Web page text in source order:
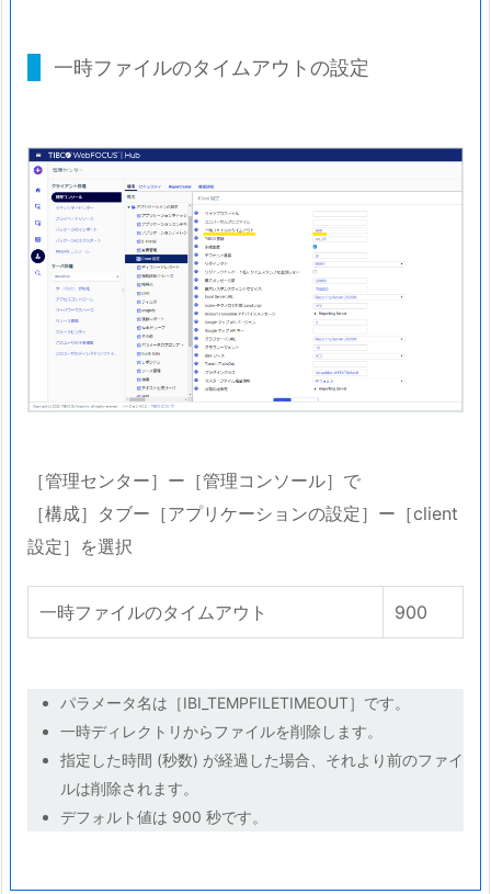
一時ファイルのタイムアウトの設定
［管理センター］ー［管理コンソール］で
［構成］タブー［アプリケーションの設定］ー［client
設定］を選択
一時ファイルのタイムアウト 900
パラメータ名は［IBI_TEMPFILETIMEOUT］です。
一時ディレクトリからファイルを削除します。
指定した時間 (秒数) が経過した場合、それより前のファイ
ルは削除されます。
デフォルト値は 900 秒です。